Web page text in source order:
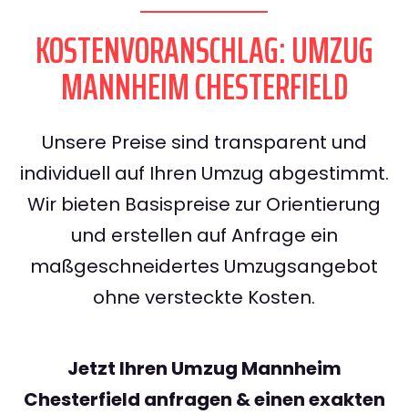
KOSTENVORANSCHLAG: UMZUG
MANNHEIM CHESTERFIELD
Unsere Preise sind transparent und
individuell auf Ihren Umzug abgestimmt.
Wir bieten Basispreise zur Orientierung
und erstellen auf Anfrage ein
maßgeschneidertes Umzugsangebot
ohne versteckte Kosten.
Jetzt Ihren Umzug Mannheim
Chesterfield anfragen & einen exakten